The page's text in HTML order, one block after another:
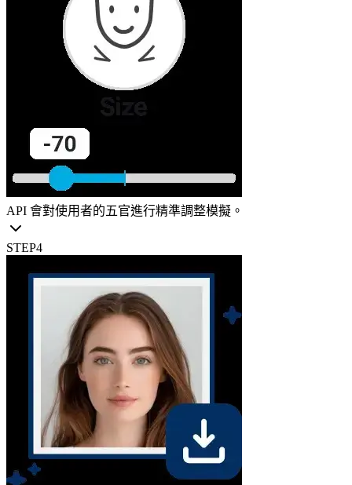
API 會對使用者的五官進行精準調整模擬。
STEP4